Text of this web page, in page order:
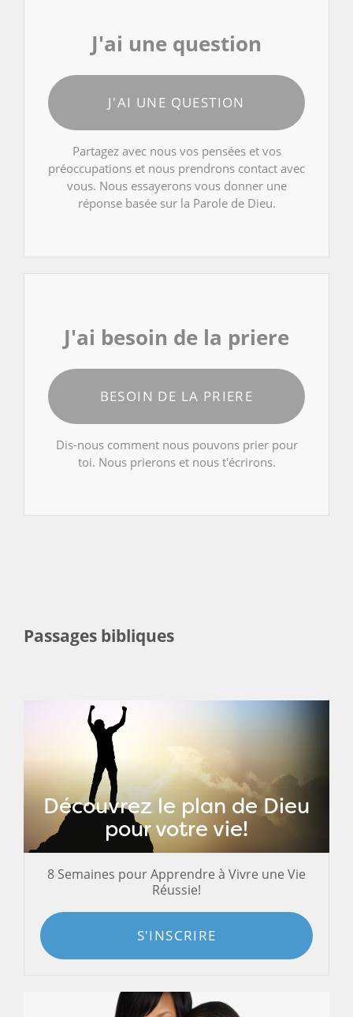
J'ai une question
J'AI UNE QUESTION
Partagez avec nous vos pensées et vos
préoccupations et nous prendrons contact avec
vous. Nous essayerons vous donner une
réponse basée sur la Parole de Dieu.
J'ai besoin de la priere
BESOIN DE LA PRIERE
Dis-nous comment nous pouvons prier pour
toi. Nous prierons et nous t'écrirons.
Passages bibliques
Découvrez le plan de Dieu
pour votre vie!
8 Semaines pour Apprendre à Vivre une Vie
Réussie!
S'INSCRIRE